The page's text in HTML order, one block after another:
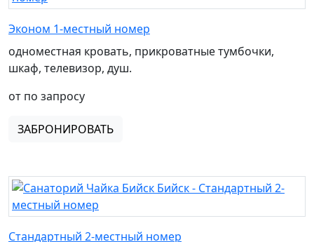
Эконом 1-местный номер
одноместная кровать, прикроватные тумбочки,
шкаф, телевизор, душ.
от по запросу
ЗАБРОНИРОВАТЬ
Стандартный 2-местный номер